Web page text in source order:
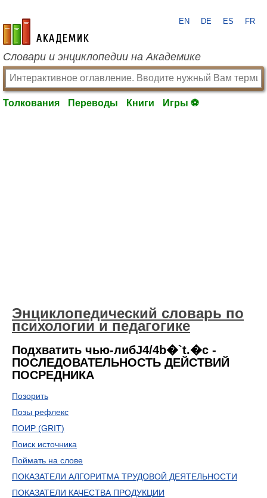
academic.ru
EN DE ES FR
Словари и энциклопедии на Академике
Толкования Переводы Книги Игры ⚽
Энциклопедический словарь по
психологии и педагогике
Подхватить чью-либЈ4/4b�`t.�c -
ПОСЛЕДОВАТЕЛЬНОСТЬ ДЕЙСТВИЙ
ПОСРЕДНИКА
Позорить
Позы рефлекс
ПОИР (GRIT)
Поиск источника
Поймать на слове
ПОКАЗАТЕЛИ АЛГОРИТМА ТРУДОВОЙ ДЕЯТЕЛЬНОСТИ
ПОКАЗАТЕЛИ КАЧЕСТВА ПРОДУКЦИИ